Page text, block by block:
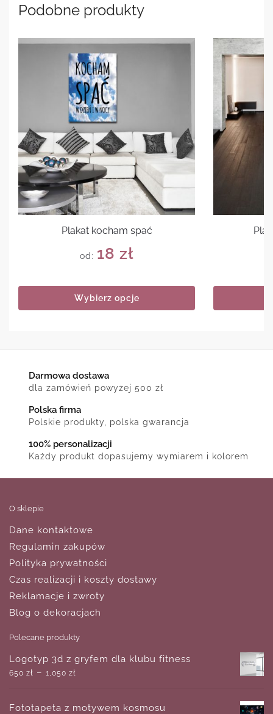
Podobne produkty
Plakat kocham spać
od: 18 zł
Wybierz opcje
Darmowa dostawa
dla zamówień powyżej 500 zł
Polska firma
Polskie produkty, polska gwarancja
100% personalizacji
Każdy produkt dopasujemy wymiarem i kolorem
O sklepie
Dane kontaktowe
Regulamin zakupów
Polityka prywatności
Czas realizacji i koszty dostawy
Reklamacje i zwroty
Blog o dekoracjach
Polecane produkty
Logotyp 3d z gryfem dla klubu fitness
650 zł – 1,050 zł
Fototapeta z motywem kosmosu